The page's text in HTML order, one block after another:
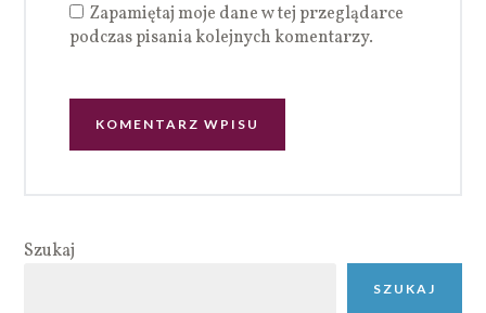
Zapamiętaj moje dane w tej przeglądarce
podczas pisania kolejnych komentarzy.
Szukaj
SZUKAJ